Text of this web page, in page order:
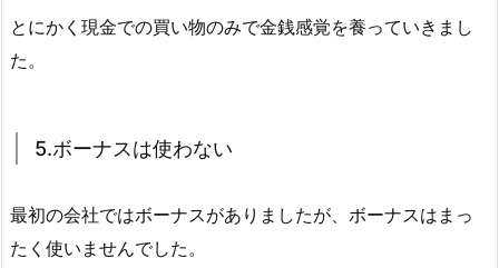
とにかく現金での買い物のみで金銭感覚を養っていきまし
た。
5.ボーナスは使わない
最初の会社ではボーナスがありましたが、ボーナスはまっ
たく使いませんでした。